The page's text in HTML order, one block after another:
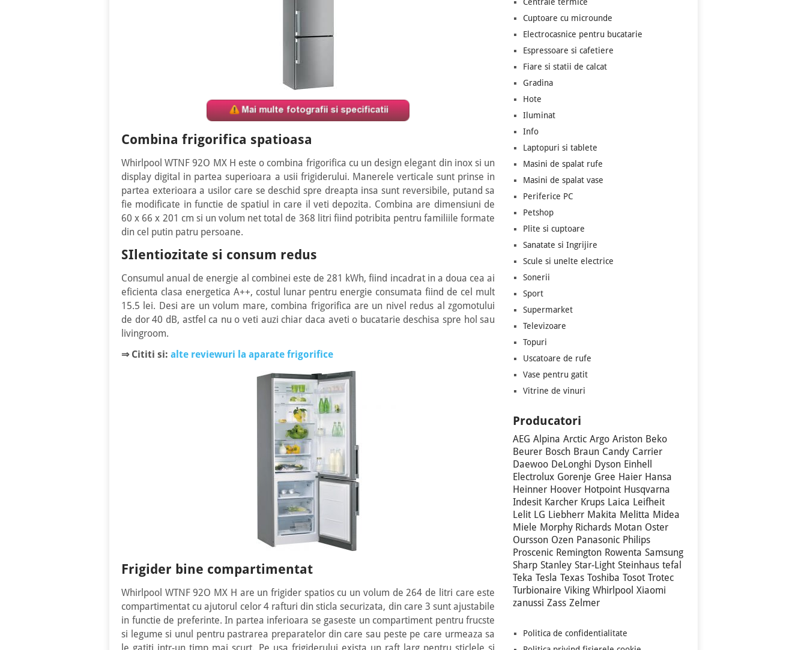
Combina frigorifica spatioasa
Whirlpool WTNF 92O MX H este o combina frigorifica cu un design elegant din inox si un
display digital in partea superioara a usii frigiderului. Manerele verticale sunt prinse in
partea exterioara a usilor care se deschid spre dreapta insa sunt reversibile, putand sa
fie modificate in functie de spatiul in care il veti depozita. Combina are dimensiuni de
60 x 66 x 201 cm si un volum net total de 368 litri fiind potribita pentru familiile formate
din cel putin patru persoane.
SIlentiozitate si consum redus
Consumul anual de energie al combinei este de 281 kWh, fiind incadrat in a doua cea ai
eficienta clasa energetica A++, costul lunar pentru energie consumata fiind de cel mult
15.5 lei. Desi are un volum mare, combina frigorifica are un nivel redus al zgomotului
de dor 40 dB, astfel ca nu o veti auzi chiar daca aveti o bucatarie deschisa spre hol sau
livingroom.
⇒ Cititi si: alte reviewuri la aparate frigorifice
Frigider bine compartimentat
Whirlpool WTNF 92O MX H are un frigider spatios cu un volum de 264 de litri care este
compartimentat cu ajutorul celor 4 rafturi din sticla securizata, din care 3 sunt ajustabile
in functie de preferinte. In partea inferioara se gaseste un compartiment pentru frucste
si legume si unul pentru pastrarea preparatelor din care sau peste pe care urmeaza sa
Cuptoare cu microunde
Electrocasnice pentru bucatarie
Espressoare si cafetiere
Fiare si statii de calcat
Gradina
Hote
Iluminat
Info
Laptopuri si tablete
Masini de spalat rufe
Masini de spalat vase
Periferice PC
Petshop
Plite si cuptoare
Sanatate si Ingrijire
Scule si unelte electrice
Sonerii
Sport
Supermarket
Televizoare
Topuri
Uscatoare de rufe
Vase pentru gatit
Vitrine de vinuri
Producatori
AEG Alpina Arctic Argo Ariston Beko
Beurer Bosch Braun Candy Carrier
Daewoo DeLonghi Dyson Einhell
Electrolux Gorenje Gree Haier Hansa
Heinner Hoover Hotpoint Husqvarna
Indesit Karcher Krups Laica Leifheit
Lelit LG Liebherr Makita Melitta Midea
Miele Morphy Richards Motan Oster
Oursson Ozen Panasonic Philips
Proscenic Remington Rowenta Samsung
Sharp Stanley Star-Light Steinhaus tefal
Teka Tesla Texas Toshiba Tosot Trotec
Turbionaire Viking Whirlpool Xiaomi
zanussi Zass Zelmer
Politica de confidentialitate